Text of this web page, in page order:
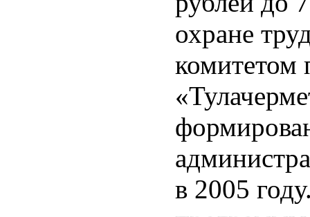
охране
комитетом
в 2005